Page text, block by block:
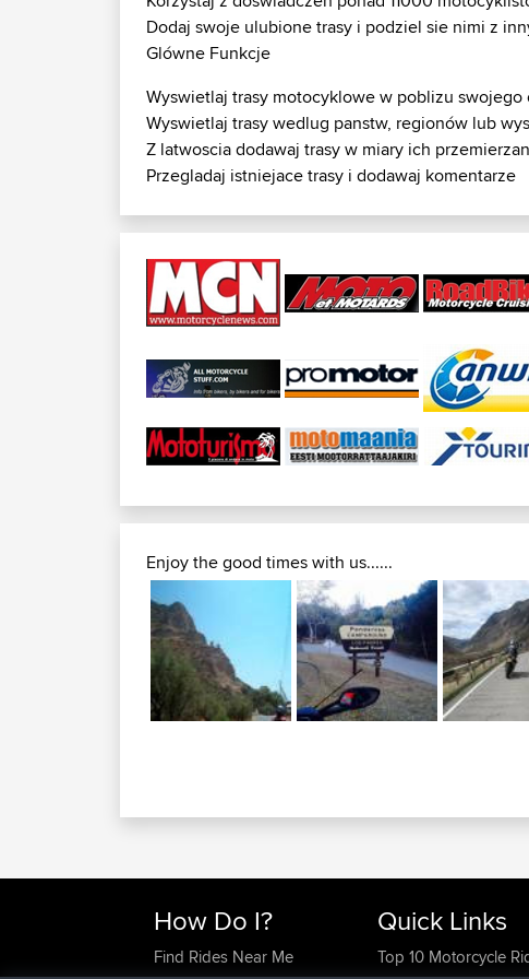
Dodaj swoje ulubione trasy i podziel sie nimi z
Glówne Funkcje
Wyswietlaj trasy motocyklowe w poblizu
Wyswietlaj trasy wedlug panstw, regionów lub
Z latwoscia dodawaj trasy w miary ich
Przegladaj istniejace trasy i dodawaj komentarze
Enjoy the good times with us......
How Do I?
Find Rides Near Me
Quick Links
Top 10 Motorcycle